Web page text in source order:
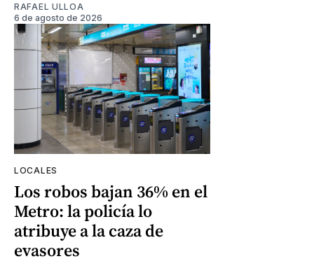
RAFAEL ULLOA
6 de agosto de 2026
LOCALES
Los robos bajan 36% en el
Metro: la policía lo
atribuye a la caza de
evasores